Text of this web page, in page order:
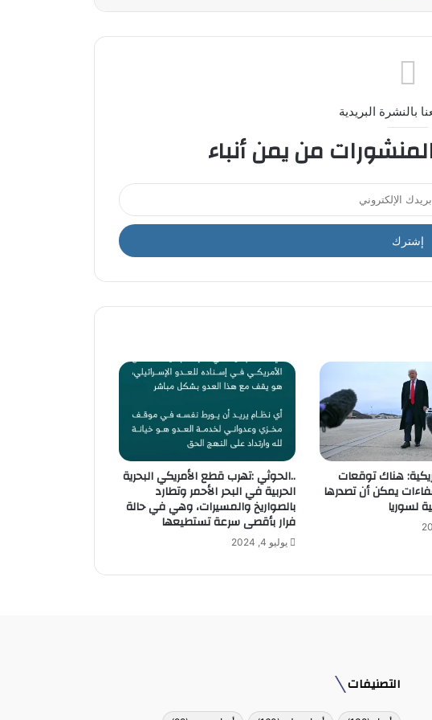
بالنشرة البريدية
من يمن أنباء
هناك توقعات
يمكن أن تصدرها
لسوريا
..الحوثي :تهرب قطع الأمريكي البحرية
الحربية في البحر الأحمر وتطارد
بالصواريخ والمسيرات، وهي في حالة
فرار بأقصى سرعة تستطيعها
يوليو 4, 2024
التصنيفات